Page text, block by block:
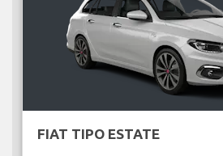
FIAT TIPO ESTATE